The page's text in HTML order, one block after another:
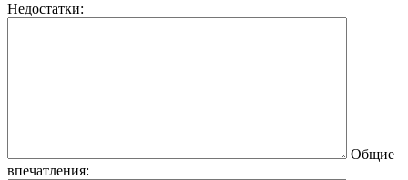
Недостатки:
Общие
впечатления: